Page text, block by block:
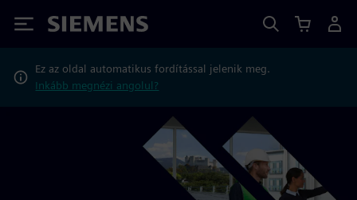
Siemens
Ez az oldal automatikus fordítással jelenik meg.
Inkább megnézi angolul?